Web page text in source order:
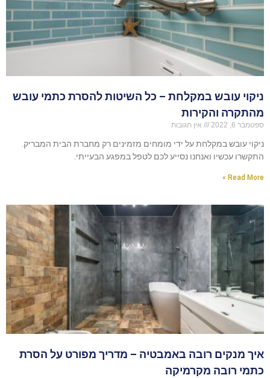
ניקוי עובש במקלחת – כל השיטות להסרת כתמי עובש
מהתקרה והקירות
ספטמבר 6, 2022 אין תגובות
ניקוי עובש במקלחת על ידי מומחים מזמינים רק מחברת הבית המבריק.
התקשרו עכשיו ואנחנו נסייע לכם לטפל במפגע הבעייתי.
Read More »
איך מנקים רובה באמבטיה – מדריך מפורט על הסרת
כתמי רובה מקרמיקה